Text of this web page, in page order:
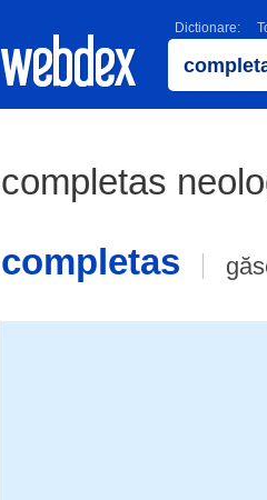
Dictionare:
completas
completas